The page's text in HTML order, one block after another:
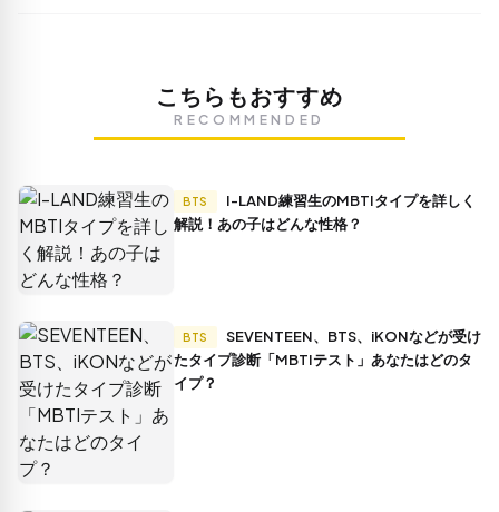
こちらもおすすめ
RECOMMENDED
BTS
解説！あの子はどんな性格？
BTS
たタイプ診断「MBTIテスト」あなたはどのタ
イプ？